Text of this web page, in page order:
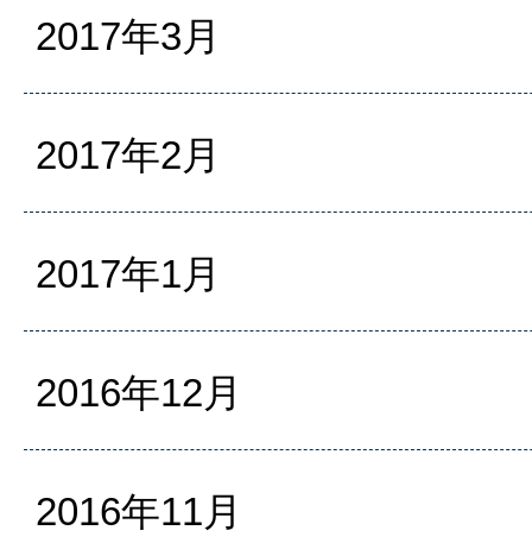
2017年3月
2017年2月
2017年1月
2016年12月
2016年11月